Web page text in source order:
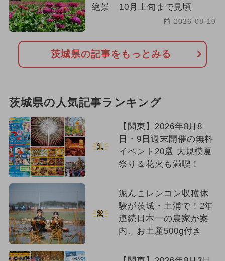
絶景 10月上旬まで見頃
2026-08-10
茨城県の記事をもっとみる
茨城県の人気記事ランキング
1
【関東】2026年8月8
日・9日週末開催の無料
イベント20選 大規模夏
祭り＆花火も満喫！
2
泥んこレンコン収穫体
験が茨城・土浦で！2年
連続日本一の農家が案
内、お土産500g付き